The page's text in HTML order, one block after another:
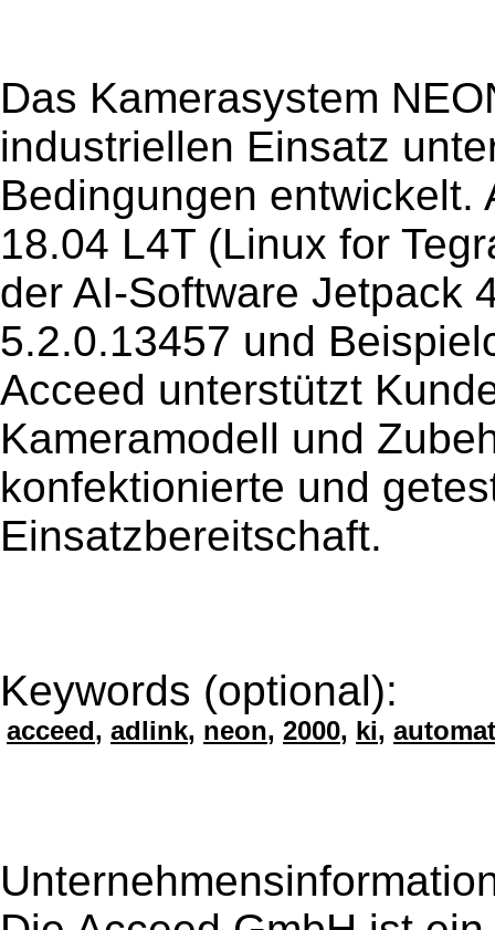
Das Kamerasystem
industriellen Einsatz
Bedingungen entwickelt.
18.04 L4T (Linux for
der AI-Software Jetpack
5.2.0.13457 und
Acceed unterstützt
Kameramodell und
konfektionierte und
Einsatzbereitschaft.
Keywords (optional):
acceed, adlink, neon, 2000, ki,